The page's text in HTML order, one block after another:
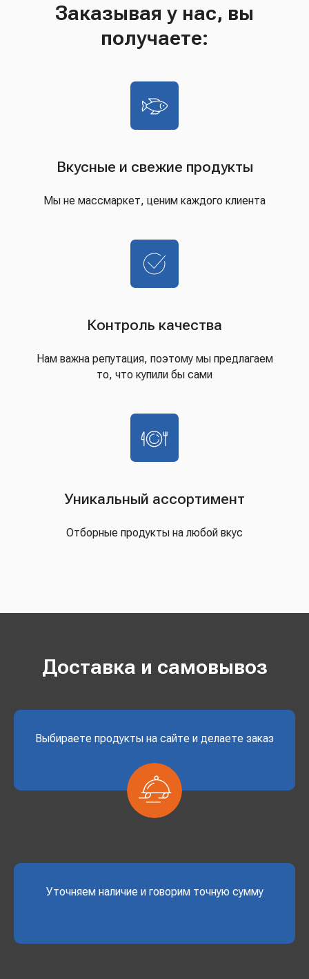
Заказывая у нас, вы
получаете:
Вкусные и свежие продукты
Мы не массмаркет, ценим каждого клиента
Контроль качества
Нам важна репутация, поэтому мы предлагаем
то, что купили бы сами
Уникальный ассортимент
Отборные продукты на любой вкус
Доставка и самовывоз
Выбираете продукты на сайте и делаете заказ
Уточняем наличие и говорим точную сумму